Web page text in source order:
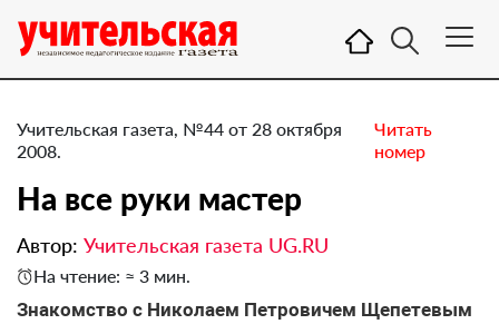
Учительская газета, №44 от 28 октября
2008.
Читать
номер
На все руки мастер
Автор: Учительская газета UG.RU
На чтение: ≈ 3 мин.
Знакомство с Николаем Петровичем Щепетевым